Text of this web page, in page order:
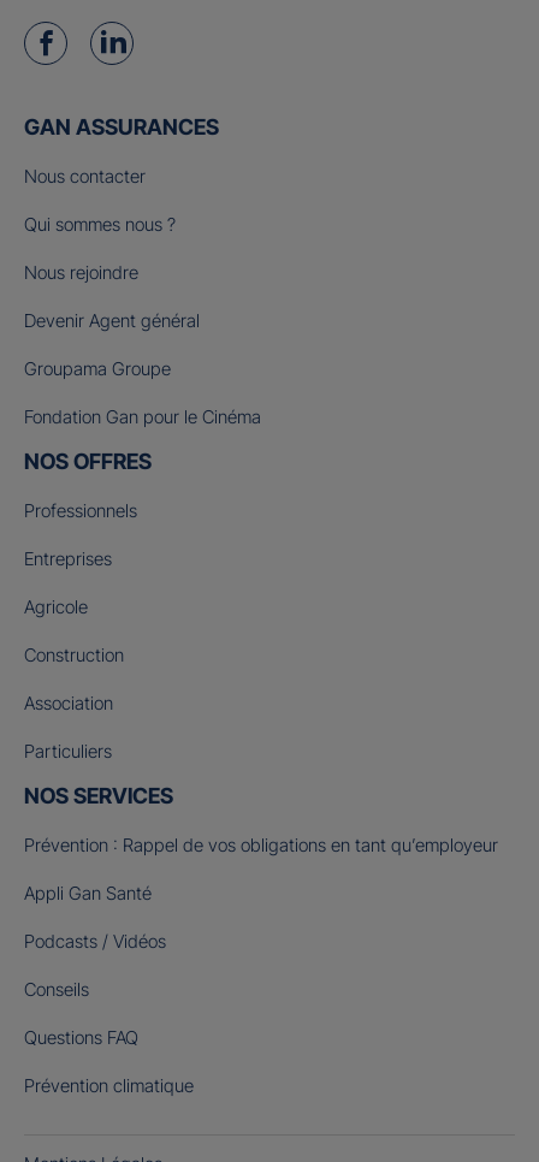
GAN ASSURANCES
Nous contacter
Qui sommes nous ?
Nous rejoindre
Devenir Agent général
Groupama Groupe
Fondation Gan pour le Cinéma
NOS OFFRES
Professionnels
Entreprises
Agricole
Construction
Association
Particuliers
NOS SERVICES
Prévention : Rappel de vos obligations en tant qu’employeur
Appli Gan Santé
Podcasts / Vidéos
Conseils
Questions FAQ
Prévention climatique